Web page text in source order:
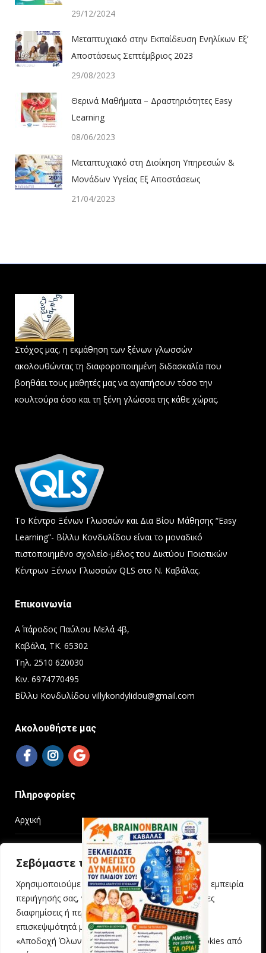
Σεβόμαστε την ιδιωτικότητά σας
Χρησιμοποιούμε cookies για να βελτιώσουμε την εμπειρία
περιήγησής σας, να προβάλλουμε εξατομικευμένες
διαφημίσεις ή περιεχόμενο και να αναλύουμε την
επισκεψιμότητά μας. Κάνοντας κλικ στην επιλογή
«Αποδοχή Όλων», συναινείτε στη χρήση των cookies από
29/12/2024
Μεταπτυχιακό στην Εκπαίδευση Ενηλίκων Εξ’
Αποστάσεως Σεπτέμβριος 2023
29/08/2023
Θερινά Μαθήματα – Δραστηριότητες Easy
Learning
08/06/2023
Μεταπτυχιακό στη Διοίκηση Υπηρεσιών &
Μονάδων Υγείας Εξ Αποστάσεως
21/04/2023
Στόχος μας, η εκμάθηση των ξένων γλωσσών
ακολουθώντας τη διαφοροποιημένη διδασκαλία που
βοηθάει τους μαθητές μας να αγαπήσουν τόσο την
κουλτούρα όσο και τη ξένη γλώσσα της κάθε χώρας.
Το Κέντρο Ξένων Γλωσσών και Δια Βίου Μάθησης “Easy
Learning”- Βίλλυ Κονδυλίδου είναι το μοναδικό
πιστοποιημένο σχολείο-μέλος του Δικτύου Ποιοτικών
Κέντρων Ξένων Γλωσσών QLS στο Ν. Καβάλας.
Επικοινωνία
Α΄ πάροδος Παύλου Μελά 4β,
Καβάλα, ΤΚ. 65302
Τηλ. 2510 620030
Κιν. 6974770495
Βίλλυ Κονδυλίδου villykondylidou@gmail.com
Ακολουθήστε μας
Πληροφορίες
Αρχική
Πολιτική απορρήτου
Οδηγίες τηλεμαθήματος
Επικοινωνία